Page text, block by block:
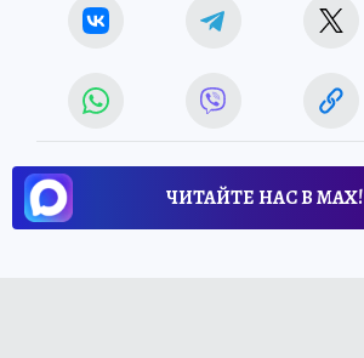
ЧИТАЙТЕ НАС В МАХ!